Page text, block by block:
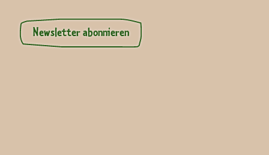
Newsletter abonnieren